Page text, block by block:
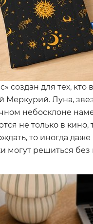
создан для тех, кто
Меркурий. Луна,
небосклоне
не только в кино,
то иногда
могут решиться без